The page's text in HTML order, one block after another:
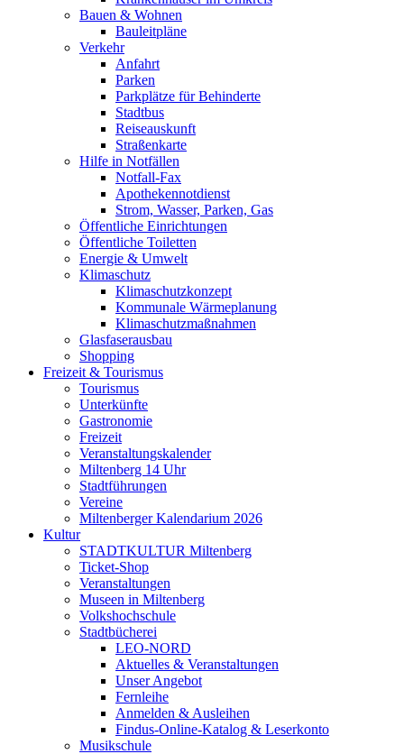
Bauen & Wohnen
Bauleitpläne
Verkehr
Anfahrt
Parken
Parkplätze für Behinderte
Stadtbus
Reiseauskunft
Straßenkarte
Hilfe in Notfällen
Notfall-Fax
Apothekennotdienst
Strom, Wasser, Parken, Gas
Öffentliche Einrichtungen
Öffentliche Toiletten
Energie & Umwelt
Klimaschutz
Klimaschutzkonzept
Kommunale Wärmeplanung
Klimaschutzmaßnahmen
Glasfaserausbau
Shopping
Freizeit & Tourismus
Tourismus
Unterkünfte
Gastronomie
Freizeit
Veranstaltungskalender
Miltenberg 14 Uhr
Stadtführungen
Vereine
Miltenberger Kalendarium 2026
Kultur
STADTKULTUR Miltenberg
Ticket-Shop
Veranstaltungen
Museen in Miltenberg
Volkshochschule
Stadtbücherei
LEO-NORD
Aktuelles & Veranstaltungen
Unser Angebot
Fernleihe
Anmelden & Ausleihen
Findus-Online-Katalog & Leserkonto
Musikschule